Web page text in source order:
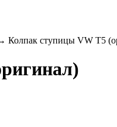
Колпак ступицы VW T5